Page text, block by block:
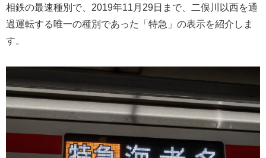
相鉄の最速種別で、2019年11月29日まで、二俣川以西を通
過運転する唯一の種別であった「特急」の表示を紹介しま
す。